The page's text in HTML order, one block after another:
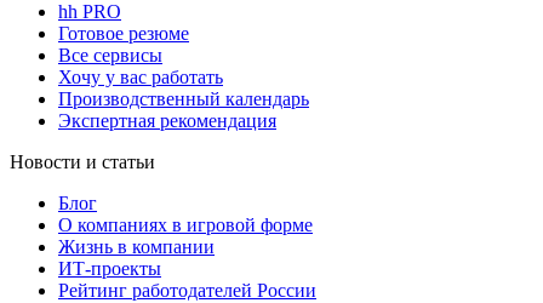
hh PRO
Готовое резюме
Все сервисы
Хочу у вас работать
Производственный календарь
Экспертная рекомендация
Новости и статьи
Блог
О компаниях в игровой форме
Жизнь в компании
ИТ-проекты
Рейтинг работодателей России